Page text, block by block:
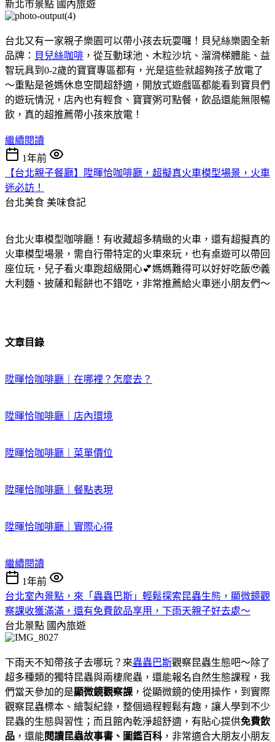
新北市景點 國內旅遊
台北又有一家親子樂園可以帶小孩去玩耍囉！貝兒絲樂園全新
品牌： 貝兒絲咖啡 ，從互動球池、木粒沙坑、溜滑梯體能、益
智玩具到0-2歲的寶寶專區都有，光是這些就超夠孩子放電了
～重點是爸媽休息空間超舒適，開放式遊戲區都能看到寶貝們
的遊玩情況，店內也有輕食、寶寶粥可點餐，飲品還能無限暢
飲，真的超推薦帶小孩來放電！
繼續閱讀
1年前
【台北親子餐廳】陞暉恰咖啡廳，超擬真火車模型場景，火車
迷必訪！
台北美食 美味食記
台北火車模型咖啡廳！有收藏超多精緻的火車，還有超擬真的
火車模型場景，需自行帶特定的火車來玩，也有桌遊可以帶回
座位玩，兒子看火車跑超級開心💕媽媽難得可以好好吃飯🥹義
大利麵、披薩和鬆餅也不錯吃，非常推薦給火車迷小朋友們～
文章目錄
陞暉恰咖啡廳｜在哪裡？怎麼去？
陞暉恰咖啡廳｜店內環境
陞暉恰咖啡廳｜菜單價位
陞暉恰咖啡廳｜餐點表現
陞暉恰咖啡廳｜實際心得
繼續閱讀
1年前
台北室內景點，來「蟲蟲巴斯」輕鬆探索昆蟲生態，顯微鏡觀
察課收獲滿滿，還有免費飲品享用，下雨天親子好去處～
台北景點 國內旅遊
下雨天不知帶孩子去哪玩？來蟲蟲巴斯觀察昆蟲生態吧～除了
超多種類的獨特昆蟲與兩棲爬蟲，還能報名自然生態課程，我
們當天參加的是顯微鏡觀察課 ，從顯微鏡的使用操作，到實際
觀察昆蟲標本、繪製紀錄，整個過程輕鬆有趣，讓人學到不少
昆蟲的生態與習性；而且館內乾淨超舒適，有貼心提供免費飲
品 ，還能 閱讀昆蟲故事書、圖鑑百科 ，非常適合大朋友小朋友